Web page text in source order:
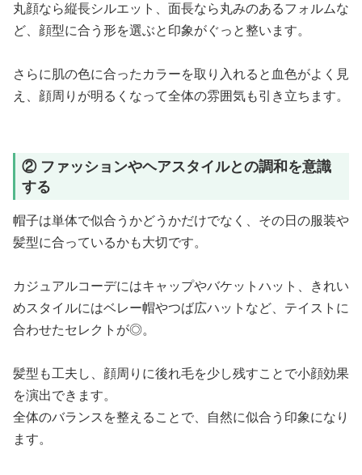
丸顔なら縦長シルエット、面長なら丸みのあるフォルムな
ど、顔型に合う形を選ぶと印象がぐっと整います。
さらに肌の色に合ったカラーを取り入れると血色がよく見
え、顔周りが明るくなって全体の雰囲気も引き立ちます。
② ファッションやヘアスタイルとの調和を意識
する
帽子は単体で似合うかどうかだけでなく、その日の服装や
髪型に合っているかも大切です。
カジュアルコーデにはキャップやバケットハット、きれい
めスタイルにはベレー帽やつば広ハットなど、テイストに
合わせたセレクトが◎。
髪型も工夫し、顔周りに後れ毛を少し残すことで小顔効果
を演出できます。
全体のバランスを整えることで、自然に似合う印象になり
ます。